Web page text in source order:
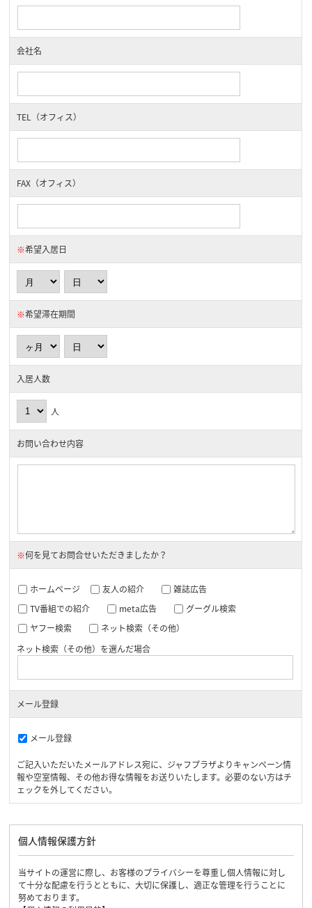
会社名
TEL（オフィス）
FAX（オフィス）
※希望入居日
※希望滞在期間
入居人数
人
お問い合わせ内容
※何を見てお問合せいただきましたか？
ホームページ 友人の紹介
雑誌広告
TV番組での紹介
meta広告
グーグル検索
ヤフー検索
ネット検索（その他）
ネット検索（その他）を選んだ場合
メール登録
メール登録
ご記入いただいたメールアドレス宛に、ジャフプラザよりキャンペーン情
報や空室情報、その他お得な情報をお送りいたします。必要のない方はチ
ェックを外してください。
個人情報保護方針
当サイトの運営に際し、お客様のプライバシーを尊重し個人情報に対し
て十分な配慮を行うとともに、大切に保護し、適正な管理を行うことに
努めております。